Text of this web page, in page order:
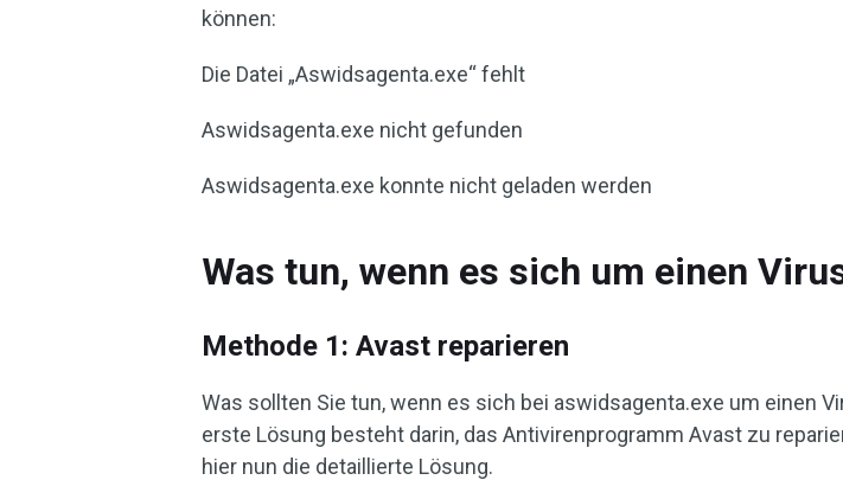
können:
Die Datei „Aswidsagenta.exe“ fehlt
Aswidsagenta.exe nicht gefunden
Aswidsagenta.exe konnte nicht geladen werden
Was tun, wenn es sich um einen
Methode 1: Avast reparieren
Was sollten Sie tun, wenn es sich bei aswidsagenta.exe um einen
erste Lösung besteht darin, das Antivirenprogramm Avast zu
hier nun die detaillierte Lösung.